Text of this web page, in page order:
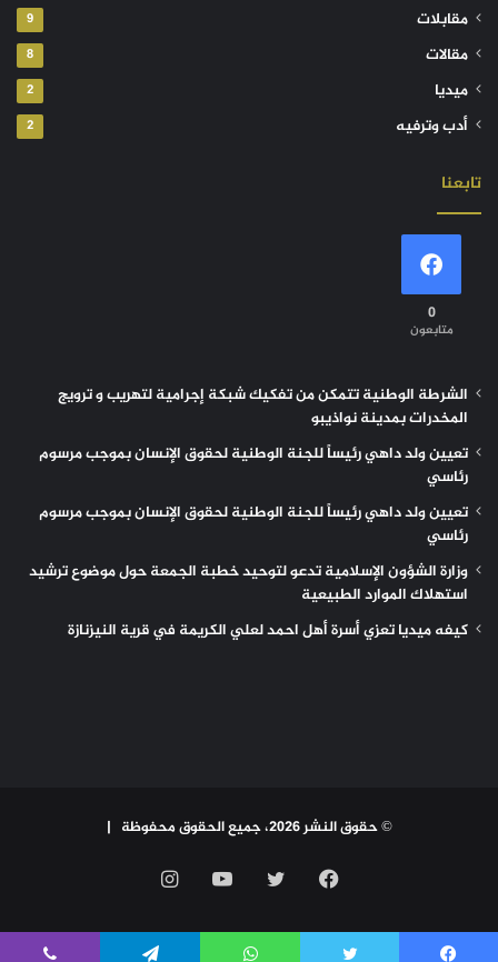
مقابلات 9
مقالات 8
ميديا 2
أدب وترفيه 2
تابعنا
0
متابعون
الشرطة الوطنية تتمكن من تفكيك شبكة إجرامية لتهريب و ترويج
المخدرات بمدينة نواذيبو
تعيين ولد داهي رئيساً للجنة الوطنية لحقوق الإنسان بموجب مرسوم
رئاسي
تعيين ولد داهي رئيساً للجنة الوطنية لحقوق الإنسان بموجب مرسوم
رئاسي
وزارة الشؤون الإسلامية تدعو لتوحيد خطبة الجمعة حول موضوع ترشيد
استهلاك الموارد الطبيعية
كيفه ميديا تعزي أسرة أهل احمد لعلي الكريمة في قرية النيزنازة
© حقوق النشر 2026، جميع الحقوق محفوظة |
فيسبوك تويتر يوتيوب